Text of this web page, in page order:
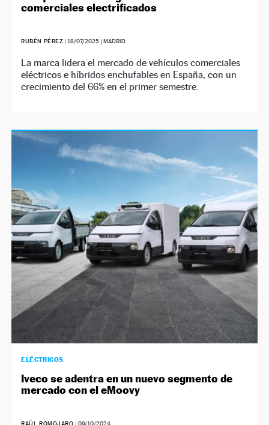
comerciales electrificados
RUBÉN PÉREZ | 18/07/2025 | MADRID
La marca lidera el mercado de vehículos comerciales
eléctricos e híbridos enchufables en España, con un
crecimiento del 66% en el primer semestre.
ELÉCTRICOS
Iveco se adentra en un nuevo segmento de
mercado con el eMoovy
RAÚL ROMOJARO | 09/10/2024